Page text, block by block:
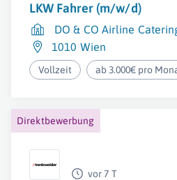
LKW Fahrer (m/w/d)
DO & CO Airline
1010 Wien
Vollzeit ab 3.000€ pro
Direktbewerbung
vor 7 T